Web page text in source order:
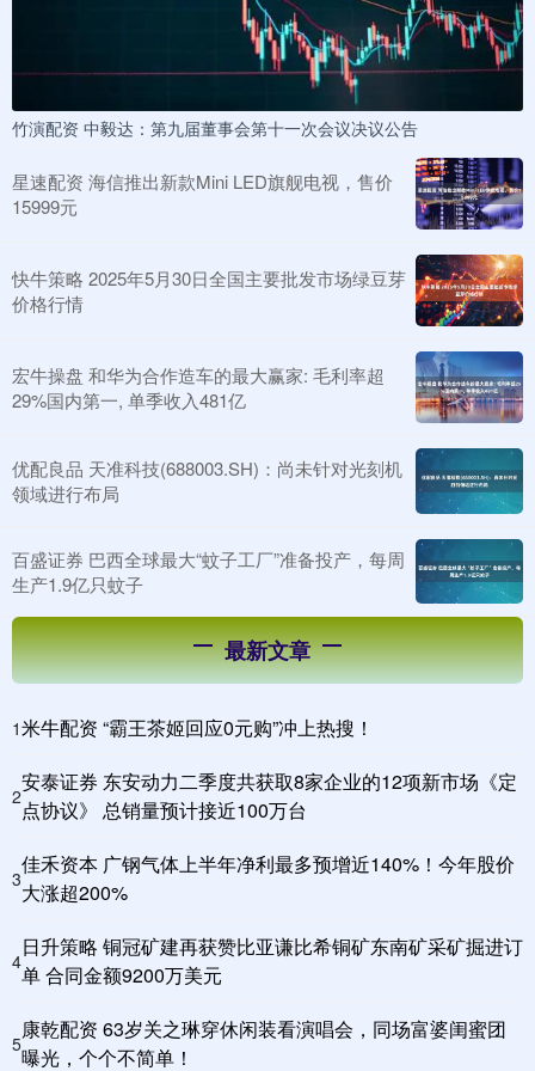
竹演配资 中毅达：第九届董事会第十一次会议决议公告
星速配资 海信推出新款Mini LED旗舰电视，售价
15999元
快牛策略 2025年5月30日全国主要批发市场绿豆芽
价格行情
宏牛操盘 和华为合作造车的最大赢家: 毛利率超
29%国内第一, 单季收入481亿
优配良品 天准科技(688003.SH)：尚未针对光刻机
领域进行布局
百盛证券 巴西全球最大“蚊子工厂”准备投产，每周
生产1.9亿只蚊子
最新文章
1米牛配资 “霸王茶姬回应0元购”冲上热搜！
2
安泰证券 东安动力二季度共获取8家企业的12项新市场《定
点协议》 总销量预计接近100万台
3
佳禾资本 广钢气体上半年净利最多预增近140%！今年股价
大涨超200%
4
日升策略 铜冠矿建再获赞比亚谦比希铜矿东南矿采矿掘进订
单 合同金额9200万美元
5
康乾配资 63岁关之琳穿休闲装看演唱会，同场富婆闺蜜团
曝光，个个不简单！